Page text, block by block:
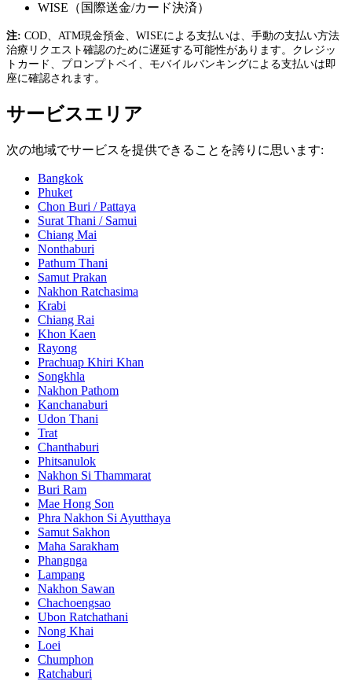
WISE（国際送金/カード決済）
注: COD、ATM現金預金、WISEによる支払いは、手動の支払い方法
治療リクエスト確認のために遅延する可能性があります。クレジッ
トカード、プロンプトペイ、モバイルバンキングによる支払いは即
座に確認されます。
サービスエリア
次の地域でサービスを提供できることを誇りに思います:
Bangkok
Phuket
Chon Buri / Pattaya
Surat Thani / Samui
Chiang Mai
Nonthaburi
Pathum Thani
Samut Prakan
Nakhon Ratchasima
Krabi
Chiang Rai
Khon Kaen
Rayong
Prachuap Khiri Khan
Songkhla
Nakhon Pathom
Kanchanaburi
Udon Thani
Trat
Chanthaburi
Phitsanulok
Nakhon Si Thammarat
Buri Ram
Mae Hong Son
Phra Nakhon Si Ayutthaya
Samut Sakhon
Maha Sarakham
Phangnga
Lampang
Nakhon Sawan
Chachoengsao
Ubon Ratchathani
Nong Khai
Loei
Chumphon
Ratchaburi